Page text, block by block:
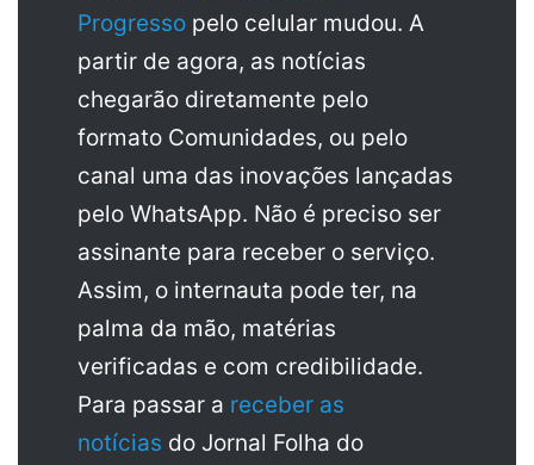
Progresso pelo celular mudou. A
partir de agora, as notícias
chegarão diretamente pelo
formato Comunidades, ou pelo
canal uma das inovações lançadas
pelo WhatsApp. Não é preciso ser
assinante para receber o serviço.
Assim, o internauta pode ter, na
palma da mão, matérias
verificadas e com credibilidade.
Para passar a receber as
notícias do Jornal Folha do